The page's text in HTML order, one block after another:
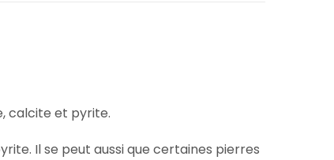
calcite et pyrite.
Il se peut aussi que certaines pierres